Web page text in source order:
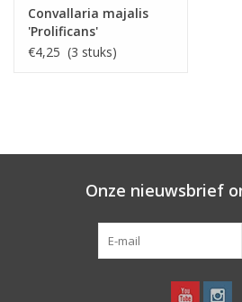
Convallaria majalis
'Prolificans'
€4,25 (3 stuks)
Onze nieuwsbrief